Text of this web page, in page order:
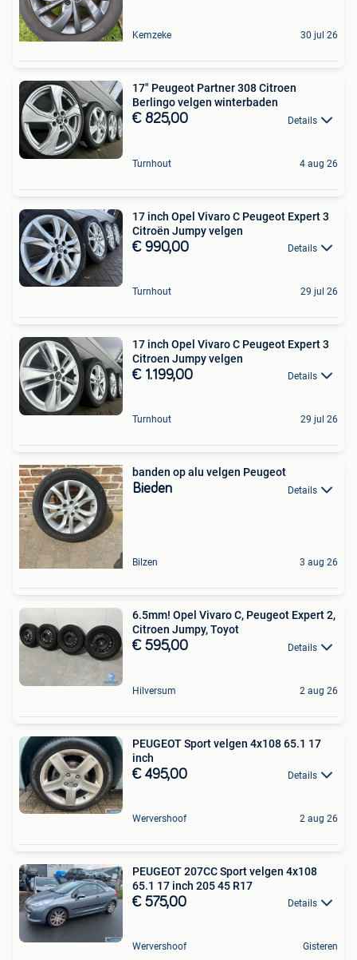
Kemzeke 30 jul 26
17" Peugeot Partner 308 Citroen
Berlingo velgen winterbaden
€ 825,00 Details
Turnhout 4 aug 26
17 inch Opel Vivaro C Peugeot Expert 3
Citroën Jumpy velgen
€ 990,00 Details
Turnhout 29 jul 26
17 inch Opel Vivaro C Peugeot Expert 3
Citroen Jumpy velgen
€ 1.199,00 Details
Turnhout 29 jul 26
banden op alu velgen Peugeot
Bieden Details
Bilzen 3 aug 26
6.5mm! Opel Vivaro C, Peugeot Expert 2,
Citroen Jumpy, Toyot
€ 595,00 Details
Hilversum 2 aug 26
PEUGEOT Sport velgen 4x108 65.1 17
inch
€ 495,00 Details
Wervershoof 2 aug 26
PEUGEOT 207CC Sport velgen 4x108
65.1 17 inch 205 45 R17
€ 575,00 Details
Wervershoof Gisteren